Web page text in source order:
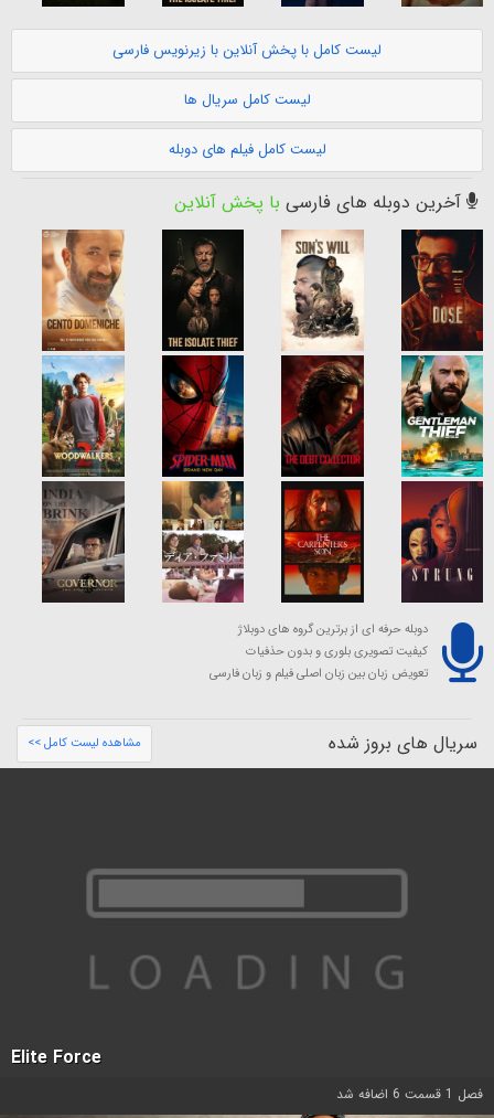
لیست کامل با پخش آنلاین با زیرنویس فارسی
لیست کامل سریال ها
لیست کامل فیلم های دوبله
آخرین دوبله های فارسی با پخش آنلاین
دوبله حرفه ای از برترین گروه های دوبلاژ
کیفیت تصویری بلوری و بدون حذفیات
تعویض زبان بین زبان اصلی فیلم و زبان فارسی
سریال های بروز شده مشاهده لیست کامل >>
Elite Force
فصل 1 قسمت 6 اضافه شد